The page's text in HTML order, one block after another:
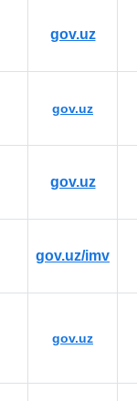
gov.uz
gov.uz
gov.uz
gov.uz/imv
gov.uz